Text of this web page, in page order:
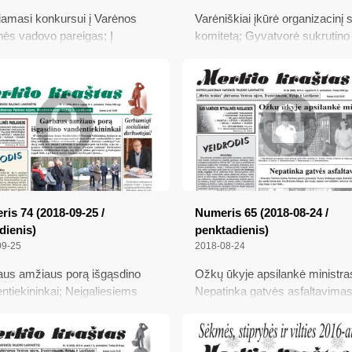
konkursui į Varėnos
vadovo pareigas; Į
projekto apdovanojimą
Naujųjų Valkininkų
Varėniškiai įkūrė organizacinį
komitetą; Gyvatvorė sukrutino
prokuratūrą; Savanorė kačių
be pagalbos nebeapsieina
74 (2018-09-25 /
25
amžiaus porą išgąsdino
Neįgaliesiems
Pakeista Migracijos
struktūra
Numeris 65 (2018-08-24 /
penktadienis)
2018-08-24
Ožkų ūkyje apsilankė
Nepatinka gatvės
išsiskalbti sielą ir vaizduotę